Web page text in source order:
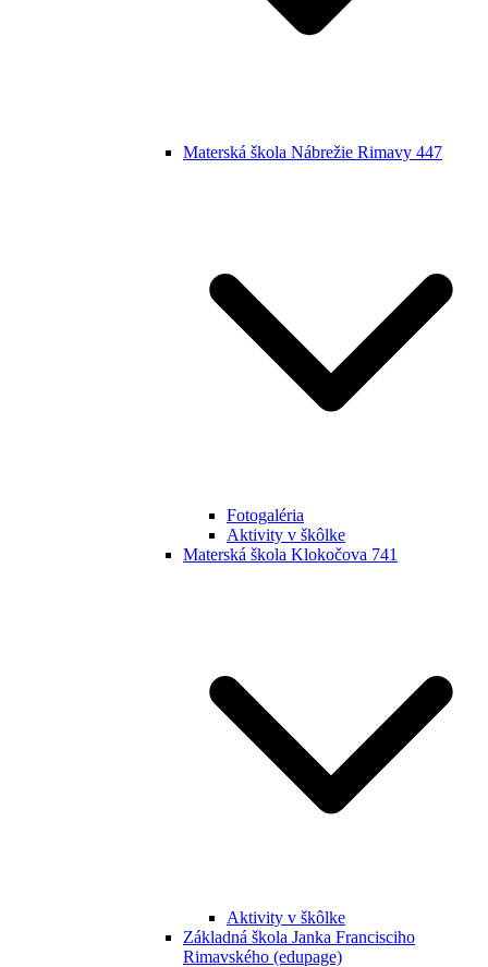
Materská škola Nábrežie Rimavy 447
Fotogaléria
Aktivity v škôlke
Materská škola Klokočova 741
Aktivity v škôlke
Základná škola Janka Francisciho
Rimavského (edupage)